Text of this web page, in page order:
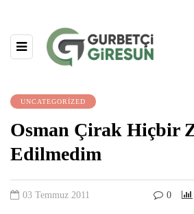
UNCATEGORIZED
Osman Çirak Hiçbir
Edilmedim
03 Temmuz 2011 0